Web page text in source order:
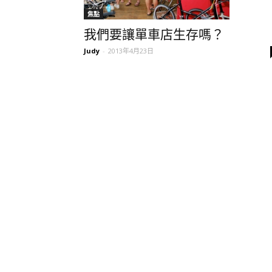
焦點
我們要讓單車店生存嗎？
Judy - 2013年4月23日